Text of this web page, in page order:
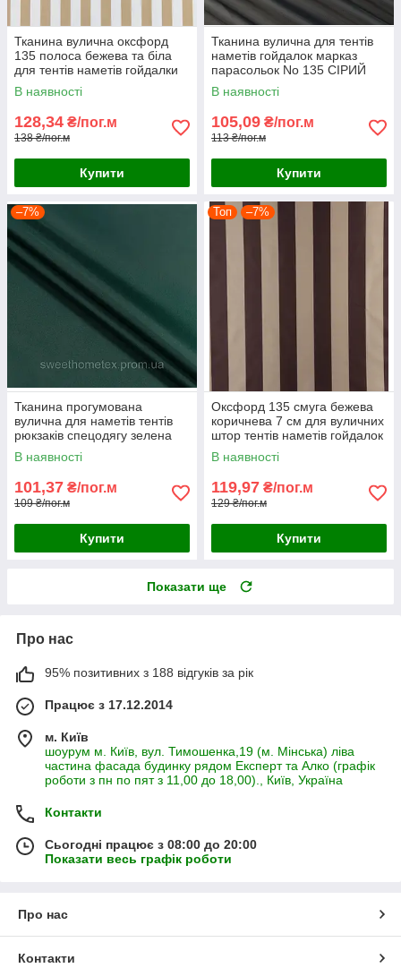
Тканина вулична оксфорд
135 полоса бежева та біла
для тентів наметів гойдалки
маркиз парасольок
В наявності
128,34 ₴/пог.м
138 ₴/пог.м
Купити
Тканина вулична для тентів
наметів гойдалок марказ
парасольок No 135 СІРИЙ
В наявності
105,09 ₴/пог.м
113 ₴/пог.м
Купити
–7%
Тканина прогумована
вулична для наметів тентів
рюкзаків спецодягу зелена
В наявності
101,37 ₴/пог.м
109 ₴/пог.м
Купити
Топ –7%
Оксфорд 135 смуга бежева
коричнева 7 см для вуличних
штор тентів наметів гойдалок
навісів парасольок
В наявності
119,97 ₴/пог.м
129 ₴/пог.м
Купити
Показати ще
Про нас
95% позитивних з 188 відгуків за рік
Працює з 17.12.2014
м. Київ
шоурум м. Київ, вул. Тимошенка,19 (м. Мінська) ліва
частина фасада будинку рядом Експерт та Алко (графік
роботи з пн по пят з 11,00 до 18,00)., Київ, Україна
Контакти
Сьогодні працює з 08:00 до 20:00
Показати весь графік роботи
Про нас
Контакти